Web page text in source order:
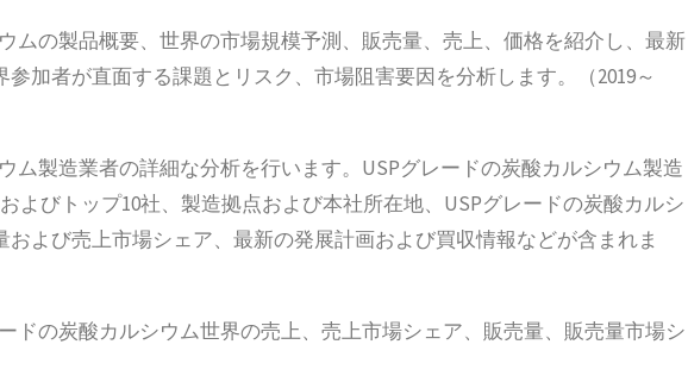
ムの製品概要、世界の市場規模予測、販売量、売上、価格を紹介し、最新
加者が直面する課題とリスク、市場阻害要因を分析します。（2019～
ム製造業者の詳細な分析を行います。USPグレードの炭酸カルシウム製造
よびトップ10社、製造拠点および本社所在地、USPグレードの炭酸カルシ
よび売上市場シェア、最新の発展計画および買収情報などが含まれま
ドの炭酸カルシウム世界の売上、売上市場シェア、販売量、販売量市場シ